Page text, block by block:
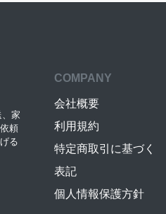
家
頼
る
COMPANY
会社概要
利用規約
特定商取引に基づく
表記
個人情報保護方針